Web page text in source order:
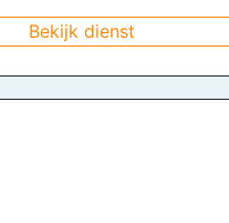
Bekijk dienst